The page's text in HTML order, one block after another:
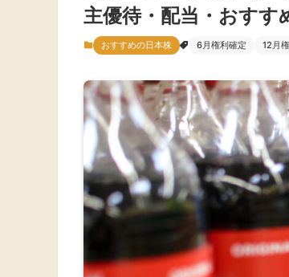
主優待・配当・おすす
おすすめの日本株 6月権利確定 12月